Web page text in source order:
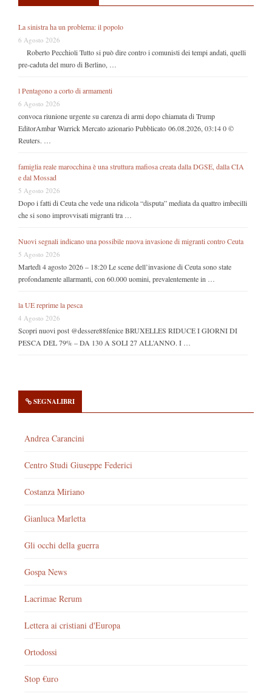
La sinistra ha un problema: il popolo
6 Agosto 2026
Roberto Pecchioli Tutto si può dire contro i comunisti dei tempi andati, quelli
pre-caduta del muro di Berlino, …
l Pentagono a corto di armamenti
6 Agosto 2026
convoca riunione urgente su carenza di armi dopo chiamata di Trump
EditorAmbar Warrick Mercato azionario Pubblicato 06.08.2026, 03:14 0 ©
Reuters. …
famiglia reale marocchina è una struttura mafiosa creata dalla DGSE, dalla CIA
e dal Mossad
5 Agosto 2026
Dopo i fatti di Ceuta che vede una ridicola “disputa” mediata da quattro imbecilli
che si sono improvvisati migranti tra …
Nuovi segnali indicano una possibile nuova invasione di migranti contro Ceuta
5 Agosto 2026
Martedì 4 agosto 2026 – 18:20 Le scene dell’invasione di Ceuta sono state
profondamente allarmanti, con 60.000 uomini, prevalentemente in …
la UE reprime la pesca
4 Agosto 2026
Scopri nuovi post @dessere88fenice BRUXELLES RIDUCE I GIORNI DI
PESCA DEL 79% – DA 130 A SOLI 27 ALL’ANNO. I …
SEGNALIBRI
Andrea Carancini
Centro Studi Giuseppe Federici
Costanza Miriano
Gianluca Marletta
Gli occhi della guerra
Gospa News
Lacrimae Rerum
Lettera ai cristiani d'Europa
Ortodossi
Stop €uro